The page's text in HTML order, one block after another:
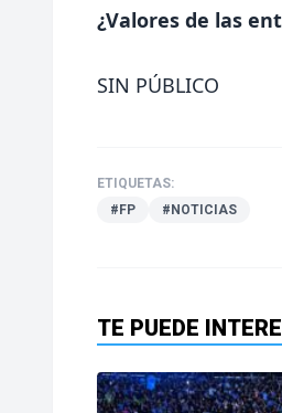
¿Valores de las
SIN PÚBLICO
ETIQUETAS:
#FP
#NOTICIAS
TE PUEDE